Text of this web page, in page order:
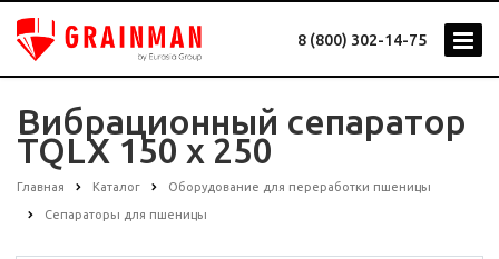
8 (800) 302-14-75
Вибрационный сепаратор
TQLX 150 x 250
Главная Каталог Оборудование для переработки пшеницы
Сепараторы для пшеницы